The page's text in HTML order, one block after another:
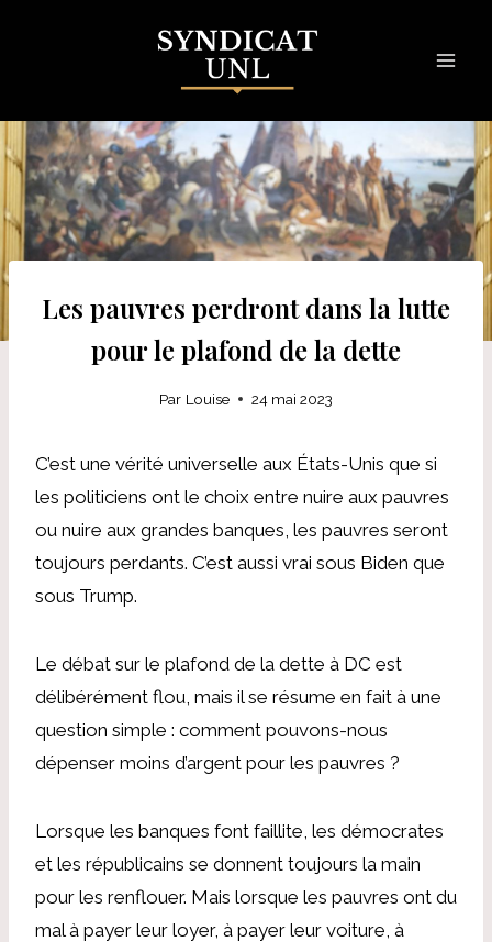
Les pauvres perdront dans la lutte
pour le plafond de la dette
Par Louise 24 mai 2023
C’est une vérité universelle aux États-Unis que si
les politiciens ont le choix entre nuire aux pauvres
ou nuire aux grandes banques, les pauvres seront
toujours perdants. C’est aussi vrai sous Biden que
sous Trump.
Le débat sur le plafond de la dette à DC est
délibérément flou, mais il se résume en fait à une
question simple : comment pouvons-nous
dépenser moins d’argent pour les pauvres ?
Lorsque les banques font faillite, les démocrates
et les républicains se donnent toujours la main
pour les renflouer. Mais lorsque les pauvres ont du
mal à payer leur loyer, à payer leur voiture, à